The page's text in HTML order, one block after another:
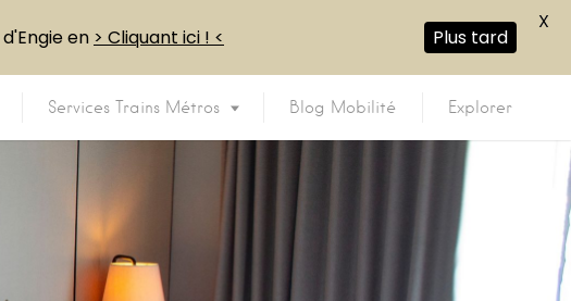
Services Trains Métros Blog Mobilité Explorer
d'Engie en > Cliquant ici ! < Plus tard
X